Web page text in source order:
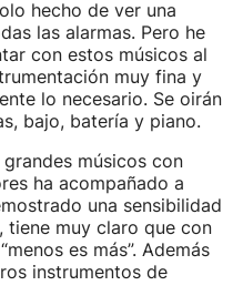
hecho de ver una
las alarmas. Pero he
con estos músicos al
muy fina y
lo necesario. Se oirán
bajo, batería y piano.
músicos con
ha acompañado a
una sensibilidad
tiene muy claro que con
es más”. Además
instrumentos de